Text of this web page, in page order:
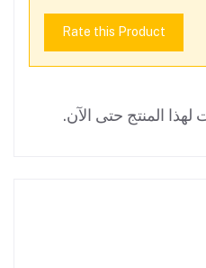
Rate this Product
المنتج حتى الآن.